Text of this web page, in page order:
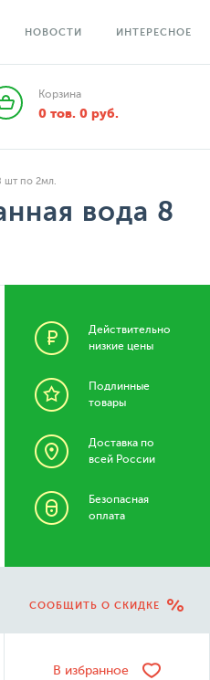
НОВОСТИ ИНТЕРЕСНОЕ
Корзина
0 тов. 0руб.
шт по 2мл.
вода 8
Действительно
низкие цены
Подлинные
товары
Доставка по
всей России
Безопасная
оплата
СООБЩИТЬ О СКИДКЕ
В избранное